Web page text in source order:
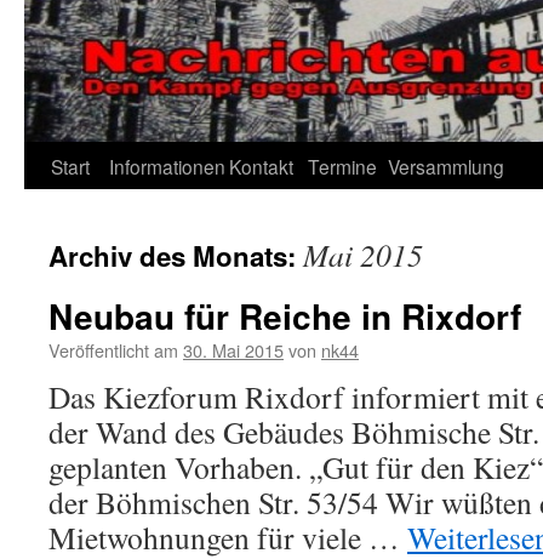
Start Informationen Kontakt Termine Versammlung
Archiv des Monats:Mai 2015
Neubau für Reiche in Rixdorf
Veröffentlicht am 30. Mai 2015von nk44
Das Kiezforum Rixdorf informiert mit
der Wand des Gebäudes Böhmische
geplanten Vorhaben. „Gut für den
der Böhmischen Str. 53/54 Wir wüßten
Mietwohnungen für viele …